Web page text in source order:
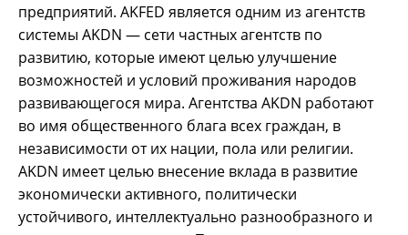
предприятий. AKFED является одним из агентств
системы AKDN — сети частных агентств по
развитию, которые имеют целью улучшение
возможностей и условий проживания народов
развивающегося мира. Агентства AKDN работают
во имя общественного блага всех граждан, в
независимости от их нации, пола или религии.
AKDN имеет целью внесение вклада в развитие
экономически активного, политически
устойчивого, интеллектуально разнообразного и